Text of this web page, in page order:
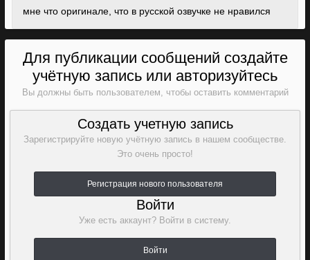
мне что оригинале, что в русской озвучке не нравился
Для публикации сообщений создайте
учётную запись или авторизуйтесь
Вы должны быть пользователем, чтобы оставить комментарий
Создать учетную запись
Зарегистрируйте новую учётную запись в нашем сообществе.
Это очень просто!
Регистрация нового пользователя
Войти
Уже есть аккаунт? Войти в систему.
Войти